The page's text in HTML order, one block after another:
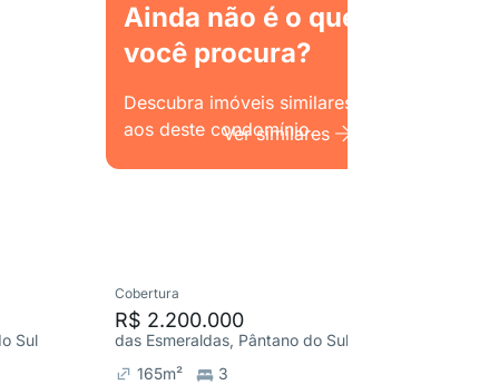
Ainda não é o que
você procura?
Descubra imóveis similares
aos deste condomínio.
Ver similares
Sul
Cobertura
R$ 2.200.000
das Esmeraldas, Pântano do Sul
165m² 3